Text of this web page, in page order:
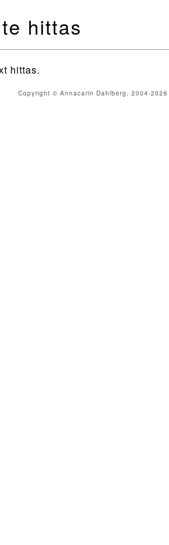
hittas
hittas.
Copyright © Annacarin Dahlberg, 2004-2026